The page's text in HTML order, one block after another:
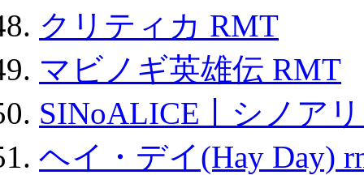
クリティカ RMT
マビノギ英雄伝 RMT
SINoALICE丨シノア
ヘイ・デイ(Hay Day)